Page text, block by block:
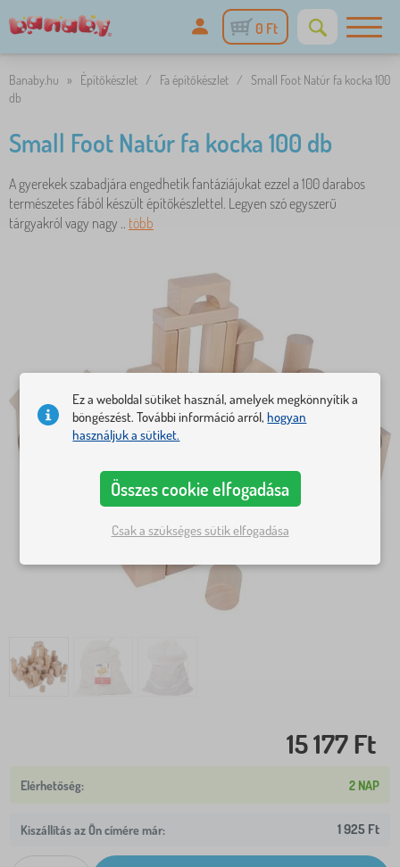
0 Ft
Banaby.hu » Építőkészlet / Fa építőkészlet / Small Foot Natúr fa kocka 100
db
Small Foot Natúr fa kocka 100 db
A gyerekek szabadjára engedhetik fantáziájukat ezzel a 100 darabos
természetes fából készült építőkészlettel. Legyen szó egyszerű
tárgyakról vagy nagy .. több
15 177 Ft
2 NAP
Kiszállítás az Ön címére már: 1 925 Ft
Ez a weboldal sütiket használ, amelyek megkönnyítik a
böngészést. További információ arról,hogyan
használjuk a sütiket.
Összes cookie elfogadása
Csak a szükséges sütik elfogadása